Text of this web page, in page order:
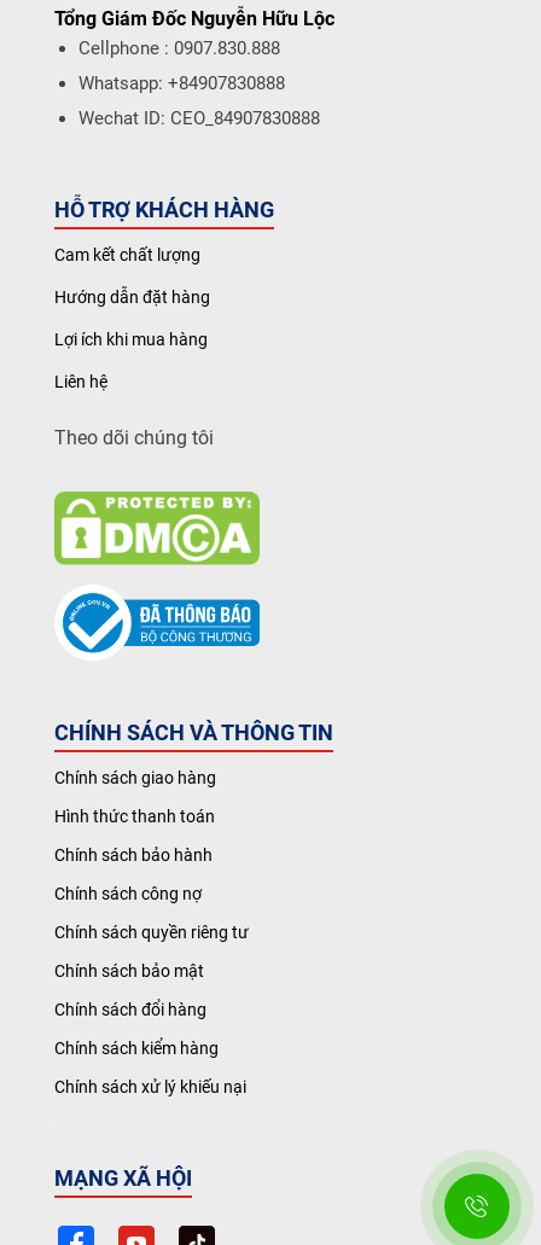
Tổng Giám Đốc Nguyễn Hữu Lộc
Cellphone : 0907.830.888
Whatsapp: +84907830888
Wechat ID: CEO_84907830888
HỖ TRỢ KHÁCH HÀNG
Cam kết chất lượng
Hướng dẫn đặt hàng
Lợi ích khi mua hàng
Liên hệ
Theo dõi chúng tôi
CHÍNH SÁCH VÀ THÔNG TIN
Chính sách giao hàng
Hình thức thanh toán
Chính sách bảo hành
Chính sách công nợ
Chính sách quyền riêng tư
Chính sách bảo mật
Chính sách đổi hàng
Chính sách kiểm hàng
Chính sách xử lý khiếu nại
MẠNG XÃ HỘI